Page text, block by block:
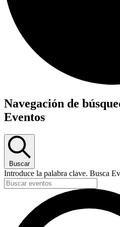
Navegación de
Eventos
Buscar
Introduce la palabra clave. Busca